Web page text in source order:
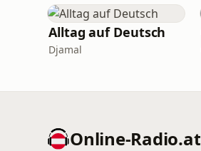
Alltag auf Deutsch
Djamal
Online‑Radio.at